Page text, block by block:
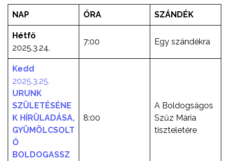
NAP ÓRA SZÁNDÉK
Hétfő
2025.3.24.
7:00 Egy szándékra
Kedd
2025.3.25.
URUNK
SZÜLETÉSÉNE
K HÍRÜLADÁSA,
GYÜMÖLCSOLT
Ó
BOLDOGASSZ
8:00
A Boldogságos
Szűz Mária
tiszteletére